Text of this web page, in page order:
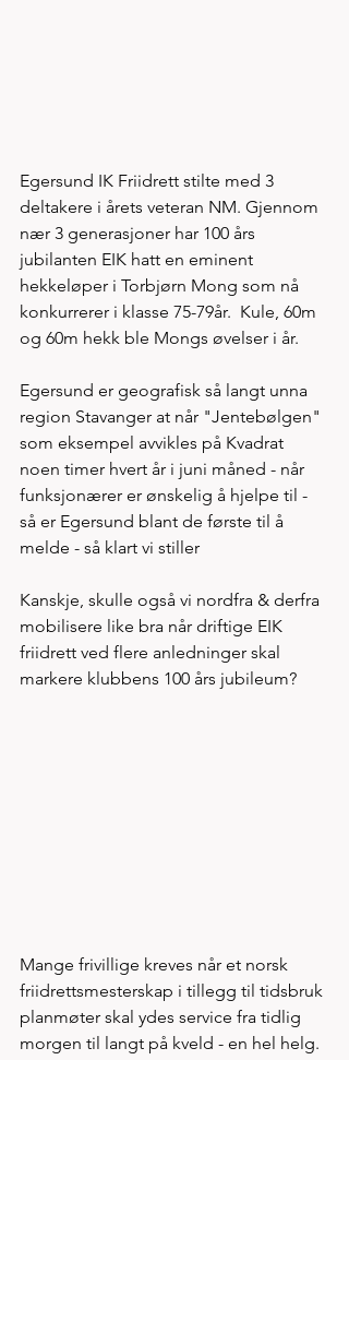
Egersund IK Friidrett stilte med 3
deltakere i årets veteran NM. Gjennom
nær 3 generasjoner har 100 års
jubilanten EIK hatt en eminent
hekkeløper i Torbjørn Mong som nå
konkurrerer i klasse 75-79år.  Kule, 60m
og 60m hekk ble Mongs øvelser i år.
Egersund er geografisk så langt unna
region Stavanger at når "Jentebølgen"
som eksempel avvikles på Kvadrat
noen timer hvert år i juni måned - når
funksjonærer er ønskelig å hjelpe til -
så er Egersund blant de første til å
melde - så klart vi stiller
Kanskje, skulle også vi nordfra & derfra
mobilisere like bra når driftige EIK
friidrett ved flere anledninger skal
markere klubbens 100 års jubileum?
Mange frivillige kreves når et norsk
friidrettsmesterskap i tillegg til tidsbruk
planmøter skal ydes service fra tidlig
morgen til langt på kveld - en hel helg.